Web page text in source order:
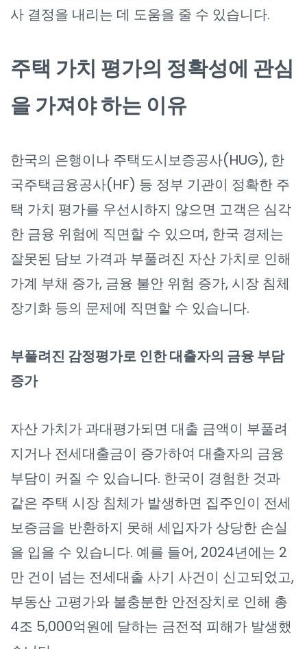
사 결정을 내리는 데 도움을 줄 수 있습니다.
주택 가치 평가의 정확성에 관심
을 가져야 하는 이유
한국의 은행이나 주택도시보증공사(HUG), 한
국주택금융공사(HF) 등 정부 기관이 정확한 주
택 가치 평가를 우선시하지 않으면 고객은 심각
한 금융 위험에 직면할 수 있으며, 한국 경제는
잘못된 담보 가격과 부풀려진 자산 가치로 인해
가계 부채 증가, 금융 불안 위험 증가, 시장 침체
장기화 등의 문제에 직면할 수 있습니다.
부풀려진 감정평가로 인한 대출자의 금융 부담
증가
자산 가치가 과대평가되면 대출 금액이 부풀려
지거나 전세대출금이 증가하여 대출자의 금융
부담이 커질 수 있습니다. 한국이 경험한 것과
같은 주택 시장 침체가 발생하면 집주인이 전세
보증금을 반환하지 못해 세입자가 상당한 손실
을 입을 수 있습니다. 예를 들어, 2024년에는 2
만 건이 넘는 전세대출 사기 사건이 신고되었고,
부동산 고평가와 불충분한 안전장치로 인해 총
4조 5,000억원에 달하는 금전적 피해가 발생했